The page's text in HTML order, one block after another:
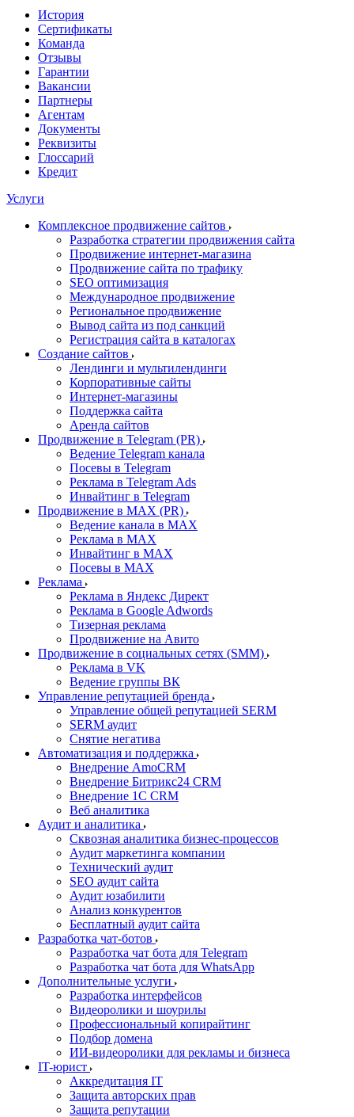
История
Сертификаты
Команда
Отзывы
Гарантии
Вакансии
Партнеры
Агентам
Документы
Реквизиты
Глоссарий
Кредит
Услуги
Комплексное продвижение сайтов
Разработка стратегии продвижения сайта
Продвижение интернет-магазина
Продвижение сайта по трафику
SEO оптимизация
Международное продвижение
Региональное продвижение
Вывод сайта из под санкций
Регистрация сайта в каталогах
Создание сайтов
Лендинги и мультилендинги
Корпоративные сайты
Интернет-магазины
Поддержка сайта
Аренда сайтов
Продвижение в Telegram (PR)
Ведение Telegram канала
Посевы в Telegram
Реклама в Telegram Ads
Инвайтинг в Telegram
Продвижение в MAX (PR)
Ведение канала в MAX
Реклама в MAX
Инвайтинг в MAX
Посевы в MAX
Реклама
Реклама в Яндекс Директ
Реклама в Google Adwords
Тизерная реклама
Продвижение на Авито
Продвижение в социальных сетях (SMM)
Реклама в VK
Ведение группы ВК
Управление репутацией бренда
Управление общей репутацией SERM
SERM аудит
Снятие негатива
Автоматизация и поддержка
Внедрение AmoCRM
Внедрение Битрикс24 CRM
Внедрение 1C CRM
Веб аналитика
Аудит и аналитика
Сквозная аналитика бизнес-процессов
Аудит маркетинга компании
Технический аудит
SEO аудит сайта
Аудит юзабилити
Анализ конкурентов
Бесплатный аудит сайта
Разработка чат-ботов
Разработка чат бота для Telegram
Разработка чат бота для WhatsApp
Дополнительные услуги
Разработка интерфейсов
Видеоролики и шоурилы
Профессиональный копирайтинг
Подбор домена
ИИ-видеоролики для рекламы и бизнеса
IT-юрист
Аккредитация IT
Защита авторских прав
Защита репутации